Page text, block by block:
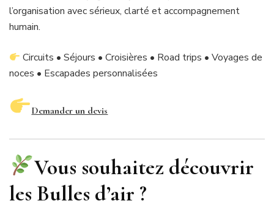
l’organisation avec sérieux, clarté et accompagnement
humain.
Circuits • Séjours • Croisières • Road trips • Voyages de
noces • Escapades personnalisées
Demander un devis
Vous souhaitez découvrir
les Bulles d’air ?